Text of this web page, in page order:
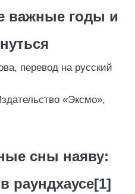
важные годы и
перевод на русский
«Эксмо»,
сны наяву:
раундхаусе[1]